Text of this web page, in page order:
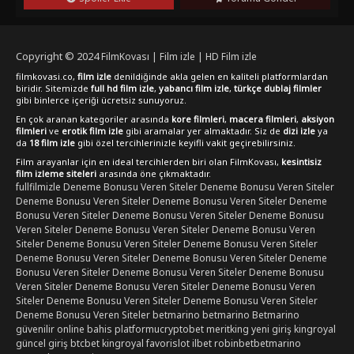
online izleme imkanıyla değerlendirebilir ve full hd kalitesinde
unutmayın.
Copyright © 2024FilmKovası | Film izle | HD Film izle
filmkovasi.co, film izle denildiğinde akla gelen en kaliteli platformlardan
biridir. Sitemizde full hd film izle, yabancı film izle, türkçe dublaj filmler
gibi binlerce içeriği ücretsiz sunuyoruz.
En çok aranan kategoriler arasında kore filmleri, macera filmleri, aksiyon
filmleri ve erotik film izle gibi aramalar yer almaktadır. Siz de dizi izle ya
da 18 film izle gibi özel tercihlerinizle keyifli vakit geçirebilirsiniz.
Film arayanlar için en ideal tercihlerden biri olan FilmKovası, kesintisiz
film izleme siteleri arasında öne çıkmaktadır.
fullfilmizle Deneme Bonusu Veren SitelerDeneme Bonusu Veren Siteler
Deneme Bonusu Veren SitelerDeneme Bonusu Veren SitelerDeneme
Bonusu Veren SitelerDeneme Bonusu Veren SitelerDeneme Bonusu
Veren SitelerDeneme Bonusu Veren SitelerDeneme Bonusu Veren
SitelerDeneme Bonusu Veren SitelerDeneme Bonusu Veren Siteler
Deneme Bonusu Veren SitelerDeneme Bonusu Veren SitelerDeneme
Bonusu Veren SitelerDeneme Bonusu Veren SitelerDeneme Bonusu
Veren SitelerDeneme Bonusu Veren SitelerDeneme Bonusu Veren
SitelerDeneme Bonusu Veren SitelerDeneme Bonusu Veren Siteler
Deneme Bonusu Veren Sitelerbetmarino betmarino Betmarino
güvenilir online bahis platformucryptobetmeritking yeni girişkingroyal
güncel girişbtcbetkingroyal favorislotilbetrobinbetbetmarino